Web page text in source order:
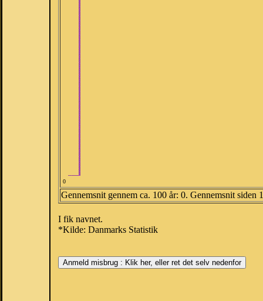
0
Gennemsnit gennem ca. 100 år: 0. Gennemsnit siden
I fik navnet.
*Kilde: Danmarks Statistik